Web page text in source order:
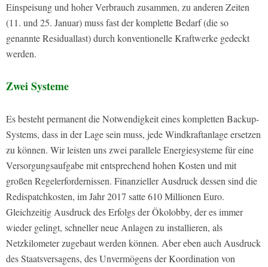
Einspeisung und hoher Verbrauch zusammen, zu anderen Zeiten
(11. und 25. Januar) muss fast der komplette Bedarf (die so
genannte Residuallast) durch konventionelle Kraftwerke gedeckt
werden.
Zwei Systeme
Es besteht permanent die Notwendigkeit eines kompletten Backup-
Systems, dass in der Lage sein muss, jede Windkraftanlage ersetzen
zu können. Wir leisten uns zwei parallele Energiesysteme für eine
Versorgungsaufgabe mit entsprechend hohen Kosten und mit
großen Regelerfordernissen. Finanzieller Ausdruck dessen sind die
Redispatchkosten, im Jahr 2017 satte 610 Millionen Euro.
Gleichzeitig Ausdruck des Erfolgs der Ökolobby, der es immer
wieder gelingt, schneller neue Anlagen zu installieren, als
Netzkilometer zugebaut werden können. Aber eben auch Ausdruck
des Staatsversagens, des Unvermögens der Koordination von